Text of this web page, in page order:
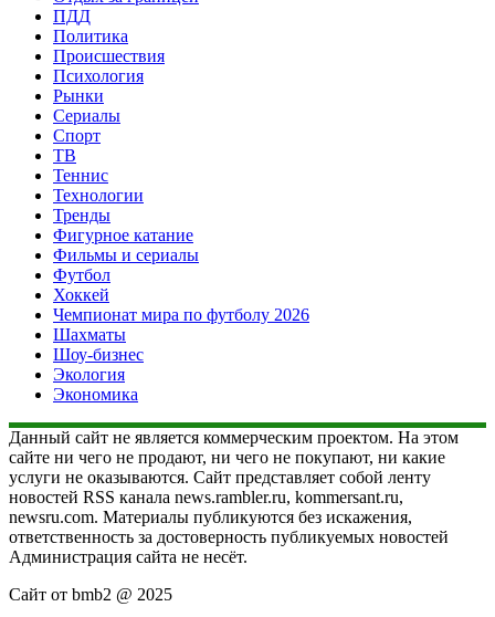
ПДД
Политика
Происшествия
Психология
Рынки
Сериалы
Спорт
ТВ
Теннис
Технологии
Тренды
Фигурное катание
Фильмы и сериалы
Футбол
Хоккей
Чемпионат мира по футболу 2026
Шахматы
Шоу-бизнес
Экология
Экономика
Данный сайт не является коммерческим проектом. На этом
сайте ни чего не продают, ни чего не покупают, ни какие
услуги не оказываются. Сайт представляет собой ленту
новостей RSS канала news.rambler.ru, kommersant.ru,
newsru.com. Материалы публикуются без искажения,
ответственность за достоверность публикуемых новостей
Администрация сайта не несёт.
Сайт от bmb2 @ 2025